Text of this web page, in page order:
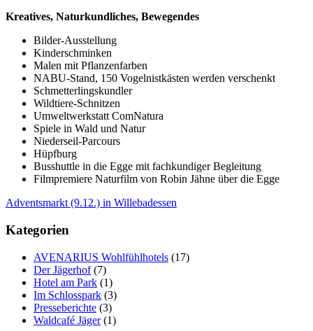
Kreatives, Naturkundliches, Bewegendes
Bilder-Ausstellung
Kinderschminken
Malen mit Pflanzenfarben
NABU-Stand, 150 Vogelnistkästen werden verschenkt
Schmetterlingskundler
Wildtiere-Schnitzen
Umweltwerkstatt ComNatura
Spiele in Wald und Natur
Niederseil-Parcours
Hüpfburg
Busshuttle in die Egge mit fachkundiger Begleitung
Filmpremiere Naturfilm von Robin Jähne über die Egge
Adventsmarkt (9.12.) in Willebadessen
Kategorien
AVENARIUS Wohlfühlhotels (17)
Der Jägerhof(7)
Hotel am Park (1)
Im Schlosspark (3)
Presseberichte (3)
Waldcafé Jäger(1)